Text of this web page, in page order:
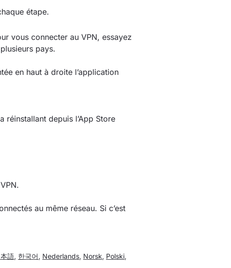
étape.
vous connecter au VPN, essayez
pays.
en haut à droite l’application
réinstallant depuis l’App Store
au même réseau. Si c’est
語, 한국어 , Nederlands, Norsk, Polski,